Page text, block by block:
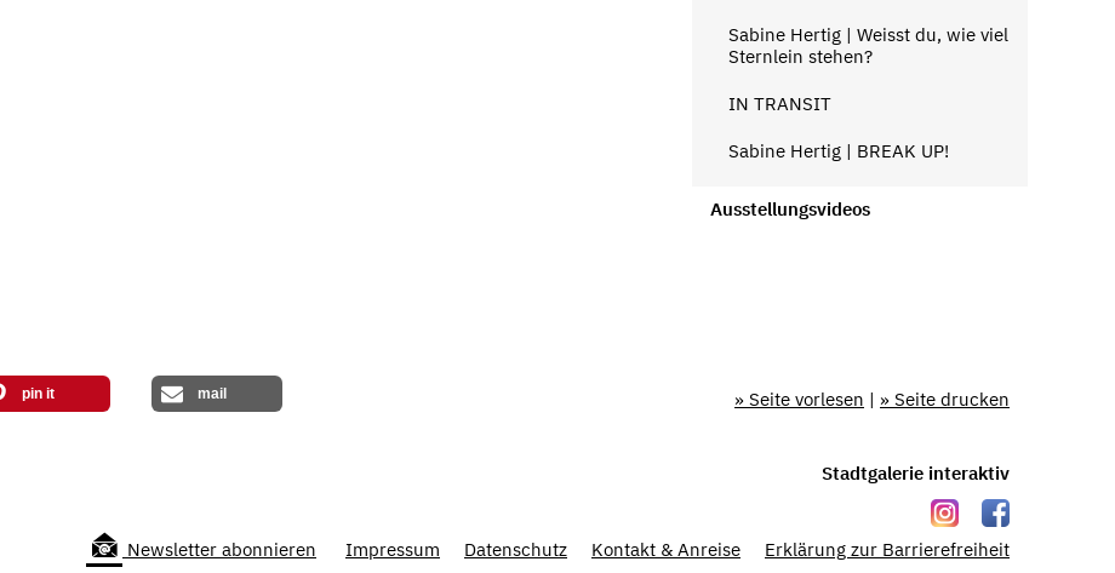
Sabine Hertig | Weisst du, wie viel
Sternlein stehen?
IN TRANSIT
Sabine Hertig | BREAK UP!
Ausstellungsvideos
pin it mail » Seite vorlesen | » Seite drucken
Stadtgalerie interaktiv
Newsletter abonnieren Impressum Datenschutz Kontakt & Anreise Erklärung zur Barrierefreiheit